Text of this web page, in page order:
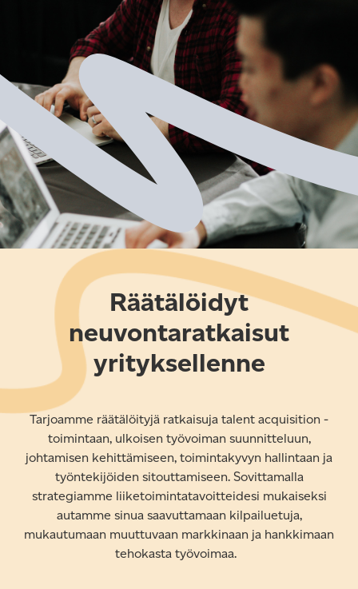
Räätälöidyt
neuvontaratkaisut
yrityksellenne
Tarjoamme räätälöityjä ratkaisuja talent acquisition -
toimintaan, ulkoisen työvoiman suunnitteluun,
johtamisen kehittämiseen, toimintakyvyn hallintaan ja
työntekijöiden sitouttamiseen. Sovittamalla
strategiamme liiketoimintatavoitteidesi mukaiseksi
autamme sinua saavuttamaan kilpailuetuja,
mukautumaan muuttuvaan markkinaan ja hankkimaan
tehokasta työvoimaa.